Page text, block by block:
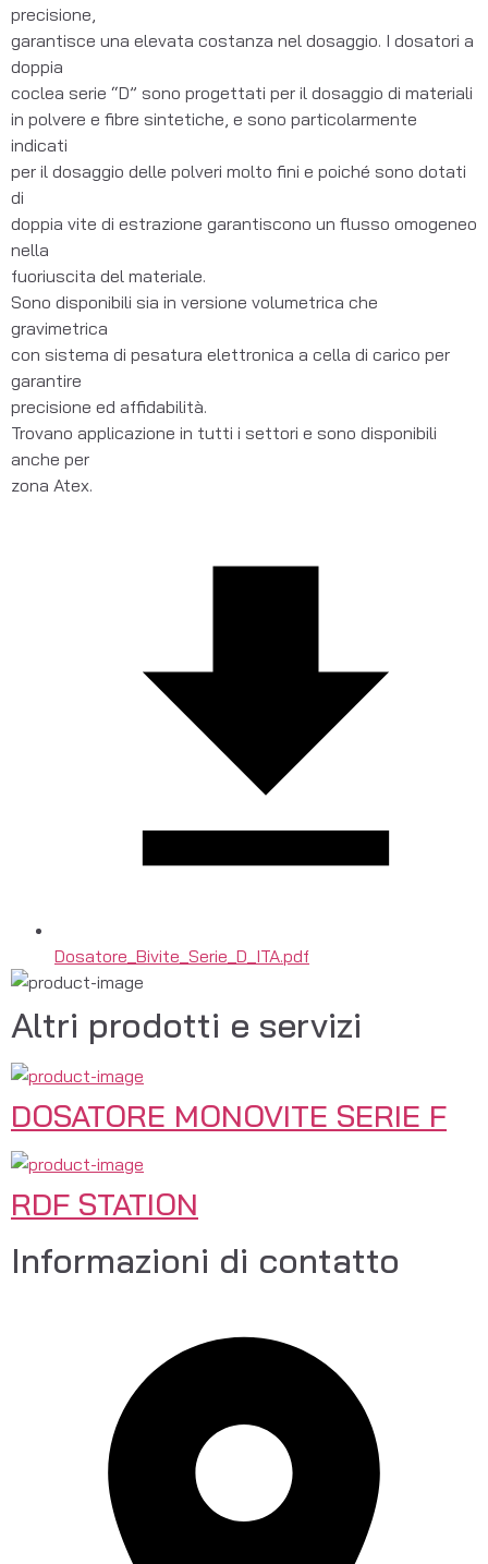
precisione,
garantisce una elevata costanza nel dosaggio. I dosatori a
doppia
coclea serie “D” sono progettati per il dosaggio di materiali
in polvere e fibre sintetiche, e sono particolarmente
indicati
per il dosaggio delle polveri molto fini e poiché sono dotati
di
doppia vite di estrazione garantiscono un flusso omogeneo
nella
fuoriuscita del materiale.
Sono disponibili sia in versione volumetrica che
gravimetrica
con sistema di pesatura elettronica a cella di carico per
garantire
precisione ed affidabilità.
Trovano applicazione in tutti i settori e sono disponibili
anche per
zona Atex.
Dosatore_Bivite_Serie_D_ITA.pdf
Altri prodotti e servizi
DOSATORE MONOVITE SERIE F
RDF STATION
Informazioni di contatto